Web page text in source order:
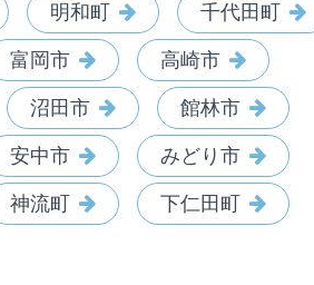
明和町 千代田町
富岡市 高崎市
沼田市 館林市
安中市 みどり市
神流町 下仁田町